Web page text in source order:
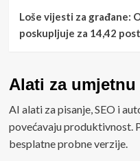
Loše vijesti za građane:
poskupljuje za 14,42
Alati za
AI alati za pisanje, SEO i
povećavaju produktivnost.
besplatne probne verzije.